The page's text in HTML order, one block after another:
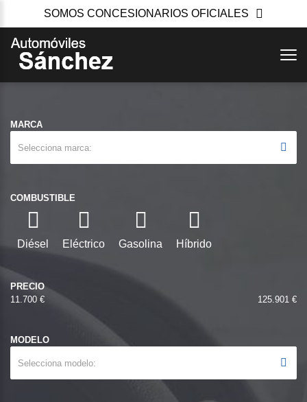
SOMOS CONCESIONARIOS OFICIALES
MARCA
Selecciona marca
COMBUSTIBLE
Diésel Eléctrico Gasolina Híbrido
PRECIO
11.700 €
125.901 €
MODELO
Selecciona modelo